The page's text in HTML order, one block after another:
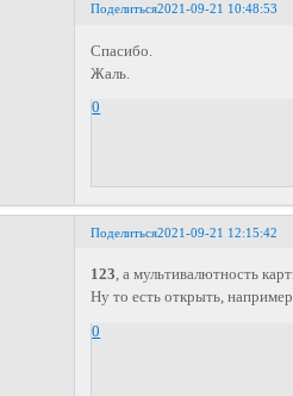
Поделиться2021-09-21 10:48:53
Спасибо.
Жаль.
0
Поделиться2021-09-21 12:15:42
123 , а мультивалютность
Ну то есть открыть,
0